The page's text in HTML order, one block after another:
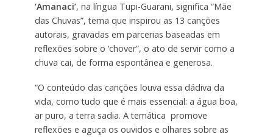
‘Amanaci’, na língua Tupi-Guarani, significa “Mãe
das Chuvas”, tema que inspirou as 13 canções
autorais, gravadas em parcerias baseadas em
reflexões sobre o ‘chover”, o ato de servir como a
chuva cai, de forma espontânea e generosa.
“O conteúdo das canções louva essa dádiva da
vida, como tudo que é mais essencial: a água boa,
ar puro, a terra sadia. A temática promove
reflexões e aguça os ouvidos e olhares sobre as